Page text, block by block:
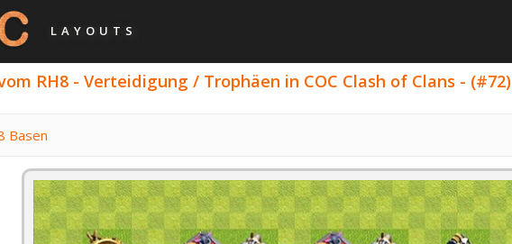
LAYOUTS
RH8 - Verteidigung / Trophäen in COC Clash of Clans - (#72)
Basen